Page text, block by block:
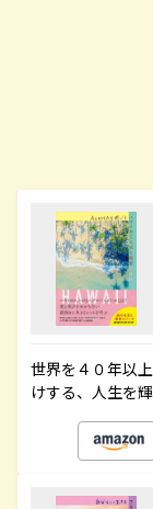
世界を４０年以
けする、人生を